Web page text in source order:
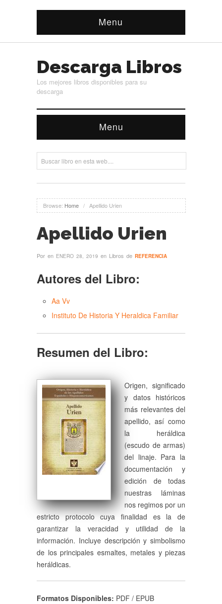
Menu
Descarga Libros
Los mejores libros disponibles para su
descarga
Menu
Browse: Home / Apellido Urien
Apellido Urien
Por en ENERO 28, 2019 en Libros de REFERENCIA
Autores del Libro:
Aa Vv
Instituto De Historia Y Heraldica Familiar
Resumen del Libro:
Origen, significado
y datos históricos
más relevantes del
apellido, así como
la heráldica
(escudo de armas)
del linaje. Para la
documentación y
edición de todas
nuestras láminas
nos regimos por un
estricto protocolo cuya finalidad es la de
garantizar la veracidad y utilidad de la
información. Incluye descripción y simbolismo
de los principales esmaltes, metales y piezas
heráldicas.
Formatos Disponibles: PDF / EPUB